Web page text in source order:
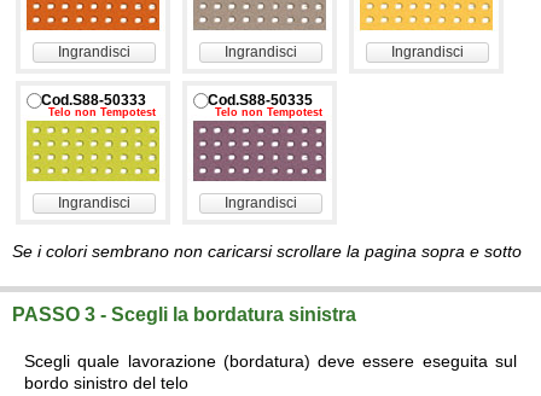
Ingrandisci Ingrandisci Ingrandisci
Cod.S88-50333
Telo non Tempotest
Ingrandisci
Cod.S88-50335
Telo non Tempotest
Ingrandisci
Se i colori sembrano non caricarsi scrollare la pagina sopra e sotto
PASSO 3 - Scegli la bordatura sinistra
Scegli quale lavorazione (bordatura) deve essere eseguita sul
bordo sinistro del telo